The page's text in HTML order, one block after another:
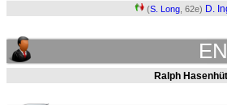
(S. Long , 62e) D.
Ralph